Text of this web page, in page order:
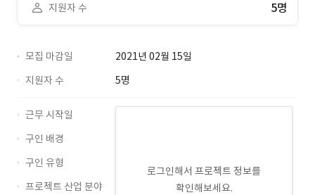
지원자 수 5명
모집 마감일
2021년 02월 15일
지원자 수
5명
로그인해서 프로젝트 정보를
확인해보세요.
근무 시작일
구인 배경
구인 유형
프로젝트 산업 분야